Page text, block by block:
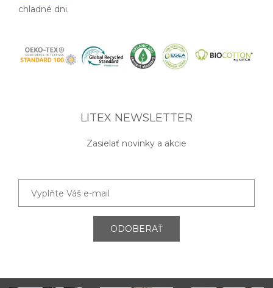
chladné dni.
LITEX NEWSLETTER
Zasielať novinky a akcie
ODOBERAŤ